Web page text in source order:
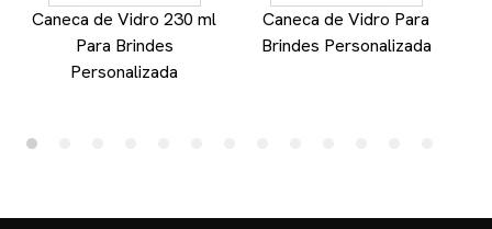
Caneca de Vidro 230 ml
Para Brindes
Personalizada
Caneca de Vidro Para
Brindes Personalizada